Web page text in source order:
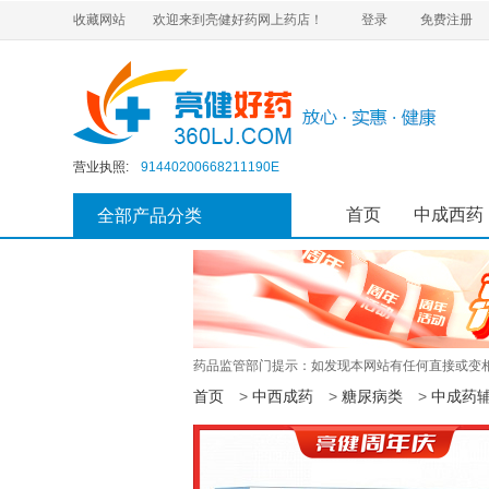
收藏网站 欢迎来到亮健好药网上药店！ 登录 免费注册
互联网药品信息服务资格证书:
粤—经营性—2020—0437
药品经营许可证编号:
粤BA7510163
营业执照:
91440200668211190E
第二类医疗器械经营备案凭证:
粤韶食药监械经营备20150035号
食品经营许可证:
JY14402040013102
201910026440000456
粤—经营性—2020—0437
药品经营许可证编号:
粤BA7510163
91440200668211190E
医疗器械经营许可证:
粤韶药监械经营许20220105号
第二类医疗器械经营备案凭证:
粤韶食药监械经营备20150035号
JY14402040013102
201910026440000456
全部产品分类 首页 中成西药
药品监管部门提示：如发现本网站有任何直接或
首页 > 中西成药 > 糖尿病类 > 中成药